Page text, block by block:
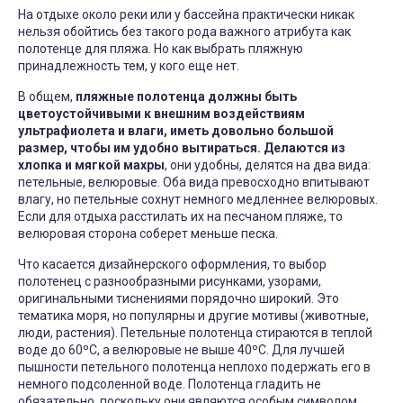
На отдыхе около реки или у бассейна практически никак
нельзя обойтись без такого рода важного атрибута как
полотенце для пляжа. Но как выбрать пляжную
принадлежность тем, у кого еще нет.
В общем, пляжные полотенца должны быть
цветоустойчивыми к внешним воздействиям
ультрафиолета и влаги, иметь довольно большой
размер, чтобы им удобно вытираться. Делаются из
хлопка и мягкой махры, они удобны, делятся на два вида:
петельные, велюровые. Оба вида превосходно впитывают
влагу, но петельные сохнут немного медленнее велюровых.
Если для отдыха расстилать их на песчаном пляже, то
велюровая сторона соберет меньше песка.
Что касается дизайнерского оформления, то выбор
полотенец с разнообразными рисунками, узорами,
оригинальными тиснениями порядочно широкий. Это
тематика моря, но популярны и другие мотивы (животные,
люди, растения). Петельные полотенца стираются в теплой
воде до 60ºС, а велюровые не выше 40ºС. Для лучшей
пышности петельного полотенца неплохо подержать его в
немного подсоленной воде. Полотенца гладить не